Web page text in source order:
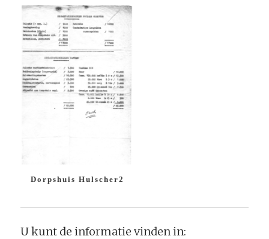
Dorpshuis Hulscher2
U kunt de informatie vinden in: